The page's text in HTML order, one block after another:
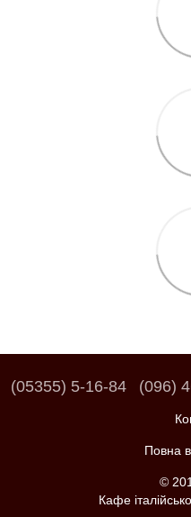
(05355) 5-16-84 (096)
Повна
©
Кафе